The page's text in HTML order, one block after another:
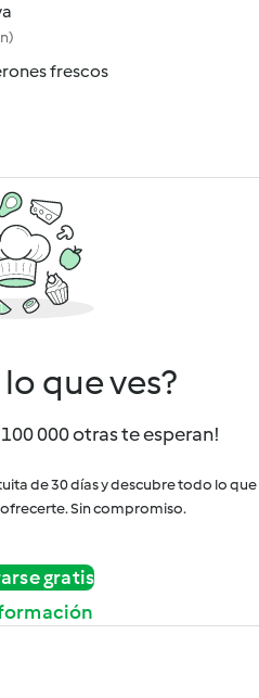
frescos
que ves?
000 otras te esperan!
de 30 días y descubre todo lo que
Sin compromiso.
gratis